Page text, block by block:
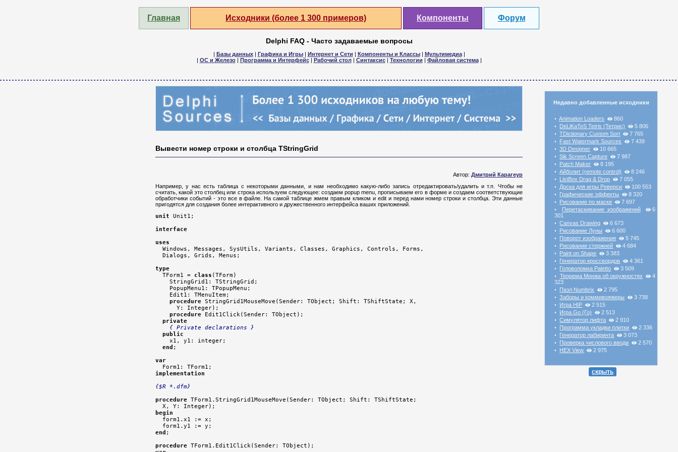
Недавно добавленные исходники
• Animation Loaders 860
• DeLiKaTeS Tetris (Тетрис) 5 806
• TDictionary Custom Sort 7 765
• Fast Watermark Sources 7 439
• 3D Designer 10 665
• Sik Screen Capture 7 987
• Patch Maker 8 195
• Айболит (remote control) 8 246
• ListBox Drag & Drop 7 055
• Доска для игры Реверси 100 553
• Графические эффекты 8 320
• Рисование по маске 7 697
• Перетаскивание изображений
6
301
• Canvas Drawing 6 673
• Рисование Луны 6 600
• Поворот изображения 5 745
• Рисование стержней 4 684
• Paint on Shape 3 383
• Генератор кроссвордов 4 361
• Головоломка Paletto 3 509
• Теорема Монжа об окружностях
4
323
• Пазл Numbrix 2 795
• Заборы и коммивояжеры 3 738
• Игра HIP 2 515
• Игра Go (Го) 2 513
• Симулятор лифта 2 910
• Программа укладки плитки 2 336
• Генератор лабиринта 3 073
• Проверка числового ввода 2 570
• HEX View 2 975
скрыть
Главная Исходники (более 1 300 примеров) Компоненты Форум
Delphi FAQ - Часто задаваемые вопросы
| Базы данных| Графика и Игры| Интернет и Сети | Компоненты и Классы| Мультимедиа|
| ОС и Железо| Программа и Интерфейс| Рабочий стол| Синтаксис| Технологии | Файловая система|
Вывести номер строки и столбца TStringGrid
Автор: Дмитрий Карагеур
Например, у нас есть таблица с некоторыми данными, и нам необходимо какую-либо запись отредактировать/удалить и т.п. Чтобы не
считать, какой это столбец или строка используем следующее: создаем popup menu, прописываем его в форме и создаем соответствующие
обработчики событий - это все в файле. На самой таблице жмем правым кликом и edit и перед нами номер строки и столбца. Эти данные
пригодятся для создания более интерактивного и дружественного интерфейса ваших приложений.
unit Unit1;
interface
uses
Windows, Messages, SysUtils, Variants, Classes, Graphics, Controls, Forms,
  Dialogs, Grids, Menus;
type
TForm1 = class (TForm)
    StringGrid1: TStringGrid;
    PopupMenu1: TPopupMenu;
    Edit1: TMenuItem;
procedure StringGrid1MouseMove(Sender: TObject; Shift: TShiftState; X,
      Y: Integer);
procedure Edit1Click(Sender: TObject);
private
{ Private declarations }
public
    x1, y1: integer;
end ;
var
implementation
{$R *.dfm}
procedure TForm1.StringGrid1MouseMove(Sender: TObject; Shift: TShiftState;
begin
form1.x1 := x;
end ;
procedure